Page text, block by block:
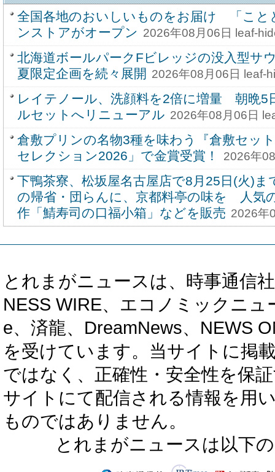
全国各地のおいしいものをお届け 「こと
ンストアがオープン 2026年08月06日 leaf-
北海道ボールパークFビレッジの没入型サ
夏限定企画を続々展開 2026年08月06日 leaf-
レイテノール、洗顔料を2倍に増量 朝晩5
ルセットへリニューアル 2026年08月06日
倉敷プリンの名物3種を味わう『倉敷セッ
セレクション2026」で金賞受賞！
2026年
下鴨茶寮、松坂屋名古屋店で8月25日(火)ま
の帰省・団らんに、京都料亭の味を 人気
作「鯖寿司の口福小箱」などを販売 2026年
とれまがニュースは、時事通信
NESS WIRE、エコノミックニ
e、済龍、DreamNews、NEWS
を受けています。当サイトに掲
ではなく、正確性・安全性を保
サイトにて配信される情報を用
ものではありません。
とれまがニュースは以下